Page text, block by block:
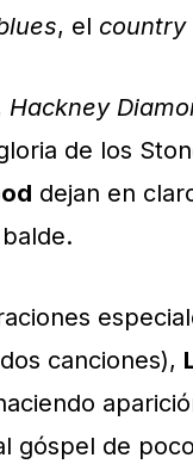
, el country
Hackney
de los
dejan en
canciones),
góspel de